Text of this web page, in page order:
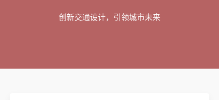
创新交通设计，引领城市未来